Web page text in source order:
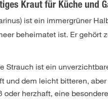
Kraut für Küche und
ist ein immergrüner
beheimatet ist. Er gehört
Strauch ist ein
und dem leicht bitteren,
oder herzhaft, eine